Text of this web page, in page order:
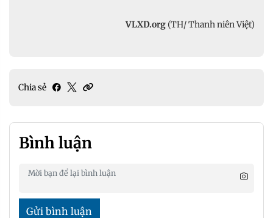
VLXD.org (TH/ Thanh niên Việt)
Chia sẻ
Bình luận
Gửi bình luận